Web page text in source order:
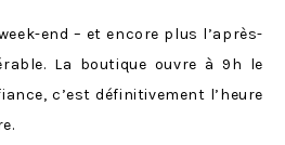
end – et encore plus l’après-
La boutique ouvre à 9h le
c’est définitivement l’heure